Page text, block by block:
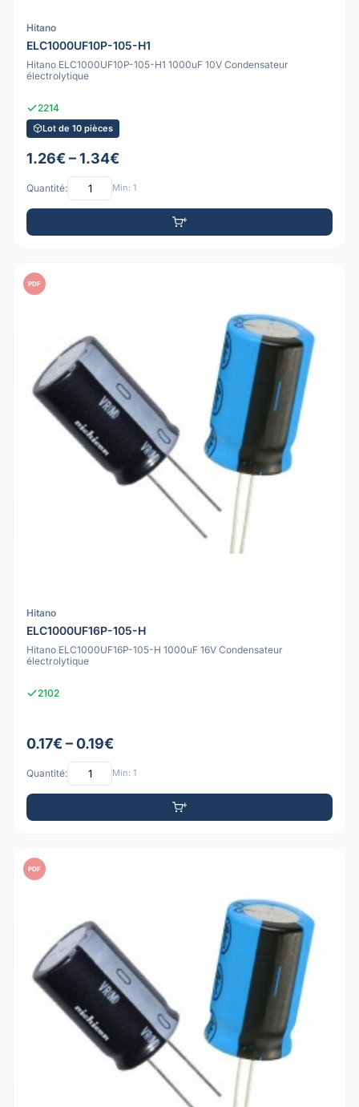
Hitano
ELC1000UF10P-105-H1
Hitano ELC1000UF10P-105-H1 1000uF 10V Condensateur
électrolytique
2214
Lot de 10 pièces
1.26€ – 1.34€
Quantité: Min: 1
PDF
Hitano
ELC1000UF16P-105-H
Hitano ELC1000UF16P-105-H 1000uF 16V Condensateur
électrolytique
2102
0.17€ – 0.19€
Quantité: Min: 1
PDF